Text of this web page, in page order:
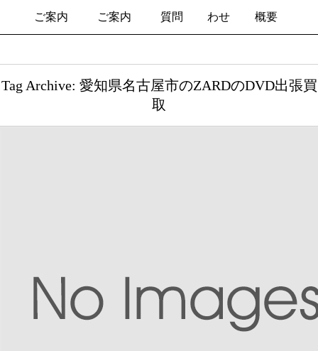
ご案内 ご案内 質問 わせ 概要
Tag Archive: 愛知県名古屋市のZARDのDVD出張買
取